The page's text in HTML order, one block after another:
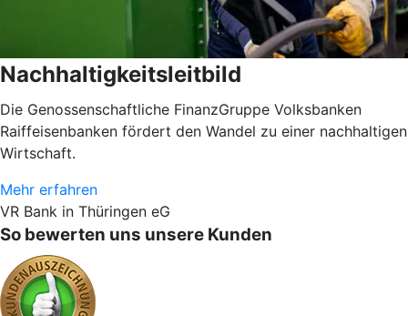
Nachhaltigkeitsleitbild
Die Genossenschaftliche FinanzGruppe Volksbanken
Raiffeisenbanken fördert den Wandel zu einer nachhaltigen
Wirtschaft.
Mehr erfahren
VR Bank in Thüringen eG
So bewerten uns unsere Kunden